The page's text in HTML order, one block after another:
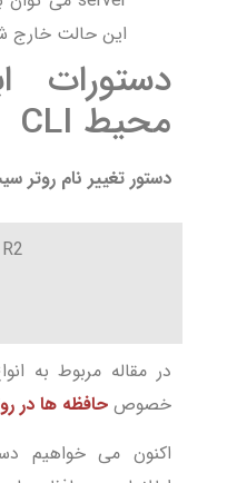
این حالت خارج
دستورات
محیط CLI
دستور تغییر نام روتر
در مقاله مربوط به
خصوص حافظه ها در
اکنون می خواهیم